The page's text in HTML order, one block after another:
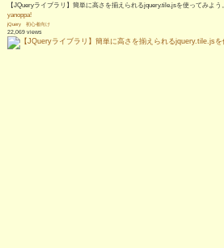
【JQueryライブラリ】簡単に高さを揃えられるjquery.tile.jsを使ってみよう
yanoppa!
jQuery
初心者向け
22,069 views